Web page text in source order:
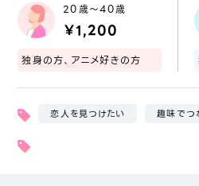
20歳～40歳
￥1,200
独身の方、アニメ好きの方
恋人を見つけたい 趣味でつ